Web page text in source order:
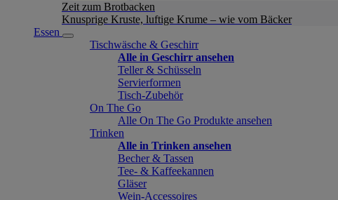
Zeit zum Brotbacken
Knusprige Kruste, luftige Krume – wie vom Bäcker
Essen
Tischwäsche & Geschirr
Alle in Geschirr ansehen
Teller & Schüsseln
Servierformen
Tisch-Zubehör
On The Go
Alle On The Go Produkte ansehen
Trinken
Alle in Trinken ansehen
Becher & Tassen
Tee- & Kaffeekannen
Gläser
Wein-Accessoires